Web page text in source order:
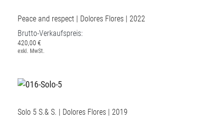
Peace and respect | Dolores Flores | 2022
Brutto-Verkaufspreis:
420,00 €
exkl. MwSt.
Solo 5 S.& S. | Dolores Flores | 2019